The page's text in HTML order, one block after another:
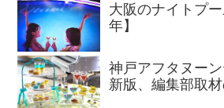
大阪のナイトプ
年】
神戸アフタヌー
新版、編集部取